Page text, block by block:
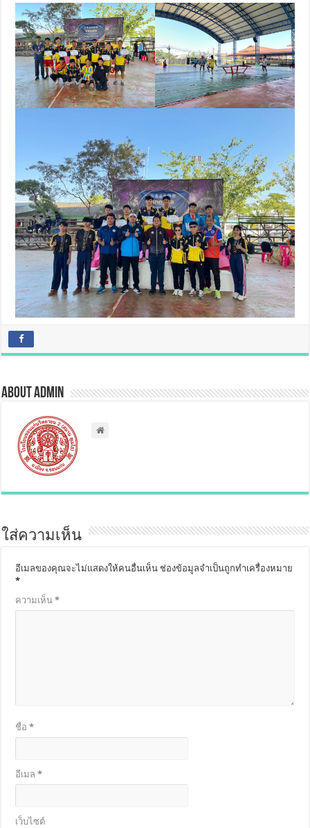
About admin
ใส่ความเห็น
อีเมลของคุณจะไม่แสดงให้คนอื่นเห็น ช่องข้อมูลจำเป็นถูกทำเครื่องหมาย
*
ความเห็น*
ชื่อ*
อีเมล*
เว็บไซต์